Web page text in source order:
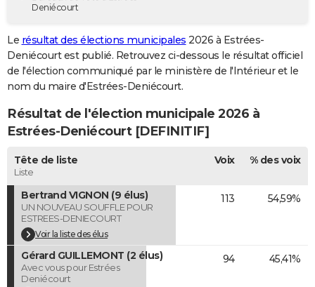
Destinations
City break
Voyage nature
Voyage de noces
Forum
GUIDES D'ACHAT
BONS PLANS
Carte de Noël
Carte Bonne année
Carte Saint-Valentin
Carte Pâques
Carte d'anniversaire
DICTIONNAIRE
Dictionnaire
Biographies
Citations
Expressions
Proverbes
PROGRAMME TV
COPAINS D'AVANT
S'inscrire
Se connecter
Lycées
Collèges
Primaires
Universités
Entreprises
Service militaire
Avis de recherche
AVIS DE DÉCÈS
FORUM
Bricolage
Lifestyle
Culture
Sport
Auto
Television
Voyage
Cinema
Deniécourt
Le résultat des élections municipales 2026 à Estrées-
Deniécourt est publié. Retrouvez ci-dessous le résultat officiel
de l'élection communiqué par le ministère de l'Intérieur et le
nom du maire d'Estrées-Deniécourt.
Résultat de l'élection municipale 2026 à
Estrées-Deniécourt [DEFINITIF]
Tête de liste
Liste
Voix % des voix
Bertrand VIGNON (9 élus)
UN NOUVEAU SOUFFLE POUR
ESTREES-DENIECOURT
Voir la liste des élus
113 54,59%
Gérard GUILLEMONT (2 élus)
Avec vous pour Estrées
Deniécourt
94 45,41%